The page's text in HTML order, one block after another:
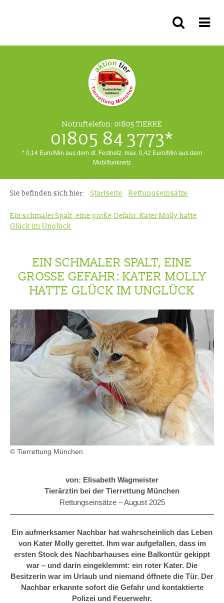
Notruftelefon: 01805 TIERRE
01805 84 3773*
* 0,14 Euro/Min aus dem dt. Festnetz, max. 0,42 Euro/Min aus dem
Mobilfunknetz
Sie befinden sich hier: Startseite Rettungseinsätze
Ein schmaler Spalt, eine große Gefahr: Kater Molly hatte
Glück im Unglück
EIN SCHMALER SPALT, EINE
GROSSE GEFAHR: KATER MOLLY H
ATTE GLÜCK IM UNGLÜCK
© Tierrettung München
von: Elisabeth Wagmeister
Tierärztin bei der Tierrettung München
Rettungseinsätze –August 2025
Ein aufmerksamer Nachbar hat wahrscheinlich das Leben
von Kater Molly gerettet. Ihm war aufgefallen, dass im
ersten Stock des Nachbarhauses eine Balkontür gekippt
war – und darin eingeklemmt: ein roter Kater. Die
Besitzerin war im Urlaub und niemand öffnete die Tür. Der
Nachbar erkannte sofort die Gefahr und kontaktierte
Polizei und Feuerwehr.